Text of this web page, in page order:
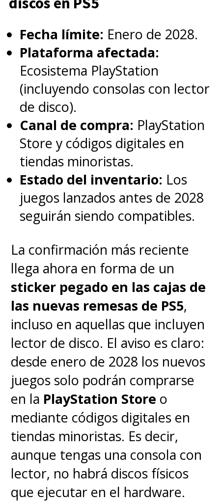
Fecha límite: Enero de 2028.
Plataforma afectada:
Ecosistema PlayStation
(incluyendo consolas con lector
de disco).
Canal de compra: PlayStation
Store y códigos digitales en
tiendas minoristas.
Estado del inventario: Los
juegos lanzados antes de 2028
seguirán siendo compatibles.
La confirmación más reciente
llega ahora en forma de un
sticker pegado en las cajas de
las nuevas remesas de PS5,
incluso en aquellas que incluyen
lector de disco. El aviso es claro:
desde enero de 2028 los nuevos
juegos solo podrán comprarse
en la PlayStation Store o
mediante códigos digitales en
tiendas minoristas. Es decir,
aunque tengas una consola con
lector, no habrá discos físicos
que ejecutar en el hardware.